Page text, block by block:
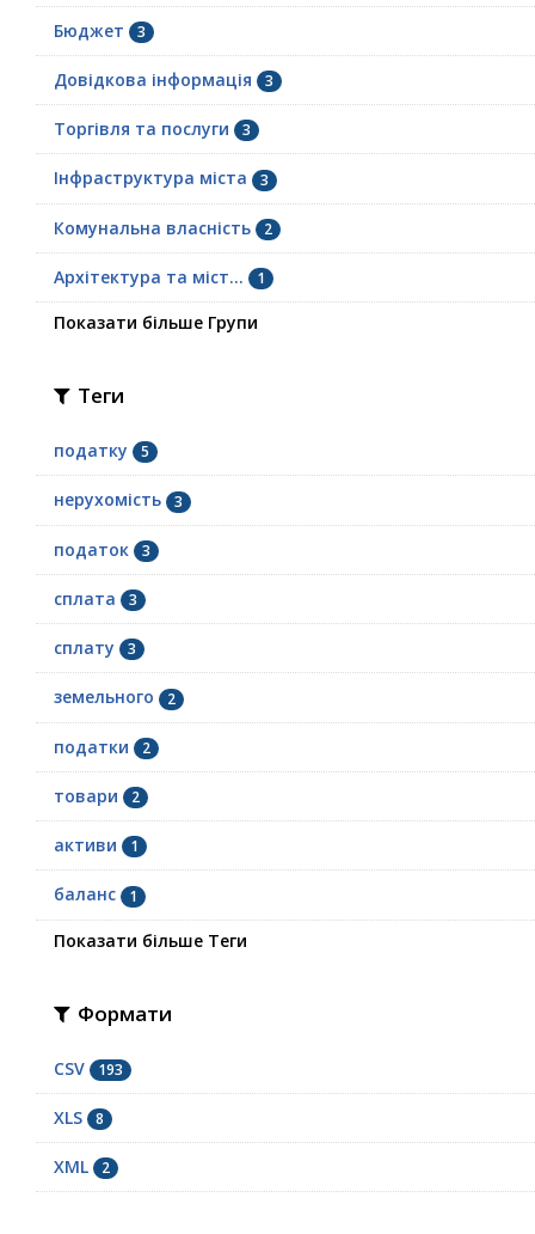
Бюджет 3
Довідкова інформація 3
Торгівля та послуги 3
Інфраструктура міста 3
Комунальна власність 2
Архітектура та міст... 1
Показати більше Групи
Теги
податку 5
нерухомість 3
податок 3
сплата 3
сплату 3
земельного 2
податки 2
товари 2
активи 1
баланс 1
Показати більше Теги
Формати
CSV 193
XLS 8
XML 2